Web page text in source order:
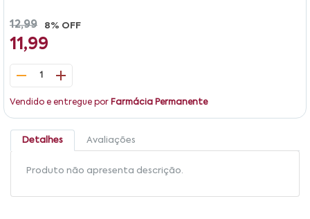
12,99 8% OFF
11,99
1
Vendido e entregue por Farmácia Permanente
Detalhes Avaliações
Produto não apresenta descrição.